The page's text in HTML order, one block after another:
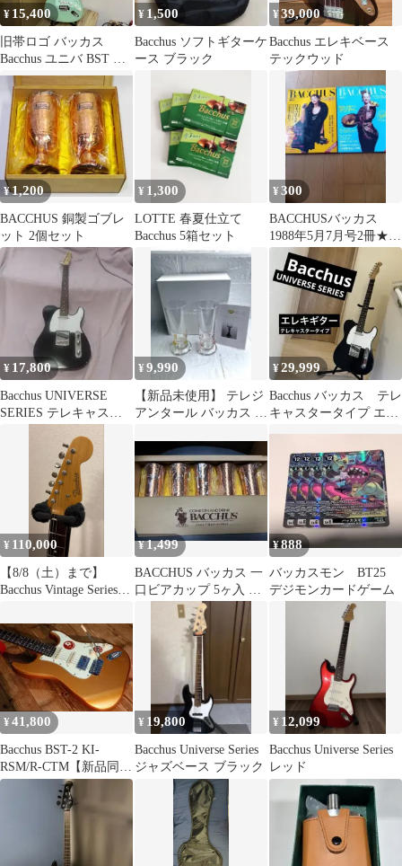
¥ 15,400
旧帯ロゴ バッカス
Bacchus ユニバ BST ス
トラト 劇鳴 美中古品
¥ 1,500
Bacchus ソフトギターケ
ース ブラック
¥39,000
Bacchus エレキベース
テックウッド
¥1,200
BACCHUS 銅製ゴブレ
ット 2個セット
¥ 1,300
LOTTE 春夏仕立て
Bacchus 5箱セット
¥300
BACCHUSバッカス
1988年5月7月号2冊★レ
トロ品★
¥ 17,800
Bacchus UNIVERSE
SERIES テレキャスタ
¥9,990
【新品未使用】 テレジ
アンタール バッカス ロ
ブラー
¥29,999
Bacchus バッカス テレ
キャスタータイプ エレ
¥ 110,000
【8/8（土）まで】
Bacchus Vintage Series
¥1,499
BACCHUS バッカス 一
口ビアカップ 5ヶ入 ビ
¥888
バッカスモン BT25
デジモンカードゲーム
¥41,800
Bacchus BST-2 KI-
RSM/R-CTM【新品同
様】GOLD磯貝一樹
¥ 19,800
Bacchus Universe Series
ジャズベース ブラック
¥ 12,099
Bacchus Universe Series
レッド